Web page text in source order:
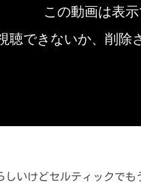
しいけどセルティックでも